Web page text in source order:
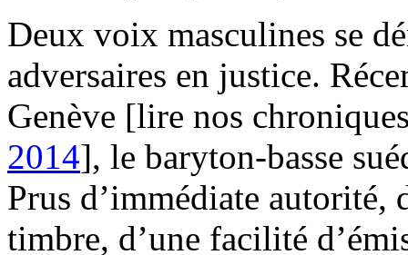
Deux voix masculines se
adversaires en justice.
Genève [lire nos
2014], le baryton-basse
Prus d’immédiate autorité,
timbre, d’une facilité